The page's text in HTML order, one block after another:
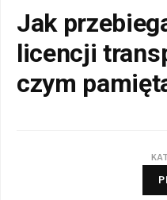
Jak
licencji
czym